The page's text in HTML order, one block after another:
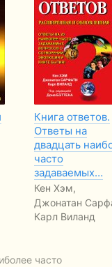
Книга ответов.
Ответы на
двадцать
часто
задаваемых…
Кен Хэм,
Джонатан
Карл Виланд
часто